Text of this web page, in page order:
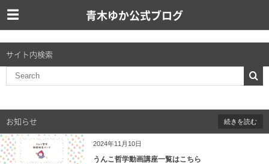
青木ゆか公式ブログ
サイト内検索
お知らせ
2024年11月10日
うんこ哲学動画講座一覧はこちら
続きを読む